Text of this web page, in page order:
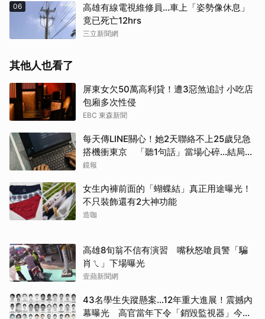
06
高雄有線電視維修員…車上「姿勢像休息」
竟已死亡12hrs
三立新聞網
其他人也看了
屏東女欠50萬高利貸！遭3惡煞追討 小吃店
包廂多次性侵
EBC 東森新聞
每天傳LINE關心！她2天聯絡不上25歲兒急
搭機衝東京 「聽1句話」當場心碎...結局看
哭網
鏡報
女生內褲前面的「蝴蝶結」真正用途曝光！
不只裝飾還有2大神功能
造咖
高雄8旬翁不信有演習 嘴秋怒嗆員警「騙
肖ㄟ」下場曝光
壹蘋新聞網
43名學生失蹤懸案...12年重大進展！震撼內
幕曝光 高官當年下令「銷毀監視器」今遭